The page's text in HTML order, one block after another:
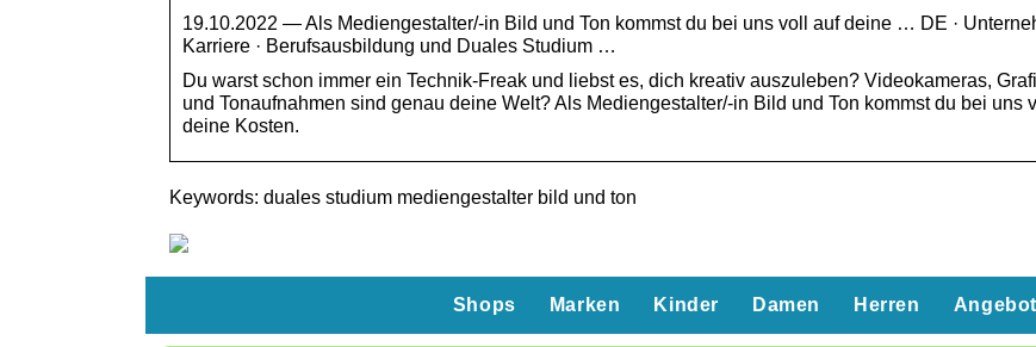
19.10.2022 — Als Mediengestalter/-in Bild und Ton kommst du bei uns voll auf deine … DE ·
Karriere · Berufsausbildung und Duales Studium …
Du warst schon immer ein Technik-Freak und liebst es, dich kreativ auszuleben? Videokameras,
und Tonaufnahmen sind genau deine Welt? Als Mediengestalter/-in Bild und Ton kommst du bei uns
deine Kosten.
Keywords: duales studium mediengestalter bild und ton
Shops Marken Kinder Damen Herren